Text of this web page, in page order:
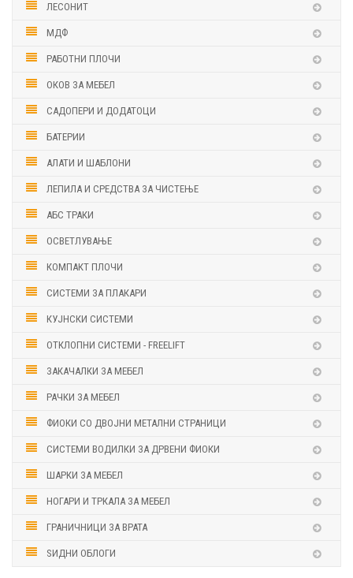
ЛЕСОНИТ
МДФ
РАБОТНИ ПЛОЧИ
ОКОВ ЗА МЕБЕЛ
САДОПЕРИ И ДОДАТОЦИ
БАТЕРИИ
АЛАТИ И ШАБЛОНИ
ЛЕПИЛА И СРЕДСТВА ЗА ЧИСТЕЊЕ
АБС ТРАКИ
ОСВЕТЛУВАЊЕ
КОМПАКТ ПЛОЧИ
СИСТЕМИ ЗА ПЛАКАРИ
КУЈНСКИ СИСТЕМИ
ОТКЛОПНИ СИСТЕМИ - FREELIFT
ЗАКАЧАЛКИ ЗА МЕБЕЛ
РАЧКИ ЗА МЕБЕЛ
ФИОКИ СО ДВОЈНИ МЕТАЛНИ СТРАНИЦИ
СИСТЕМИ ВОДИЛКИ ЗА ДРВЕНИ ФИОКИ
ШАРКИ ЗА МЕБЕЛ
НОГАРИ И ТРКАЛА ЗА МЕБЕЛ
ГРАНИЧНИЦИ ЗА ВРАТА
ЅИДНИ ОБЛОГИ